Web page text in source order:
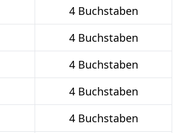
4 Buchstaben
4 Buchstaben
4 Buchstaben
4 Buchstaben
4 Buchstaben